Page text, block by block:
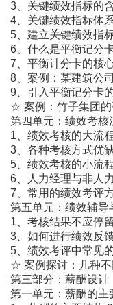
3、关键绩效指标的
4、关键绩效指标体
5、建立关键绩效指
6、什么是平衡记分
7、平衡计分卡的核
8、案例：某建筑公
9、引入平衡记分卡
☆ 案例：竹子集团
第四单元：绩效考核
1、绩效考核的大流
3、各种考核方式优
5、绩效考核的小流
6、人力经理与非人
7、常用的绩效考评
第五单元：绩效辅导
1、考核结果不应停
3、如何进行绩效反
5、绩效考评中常见
☆ 案例探讨：几种
第三部分：薪酬设计
第一单元：薪酬的主